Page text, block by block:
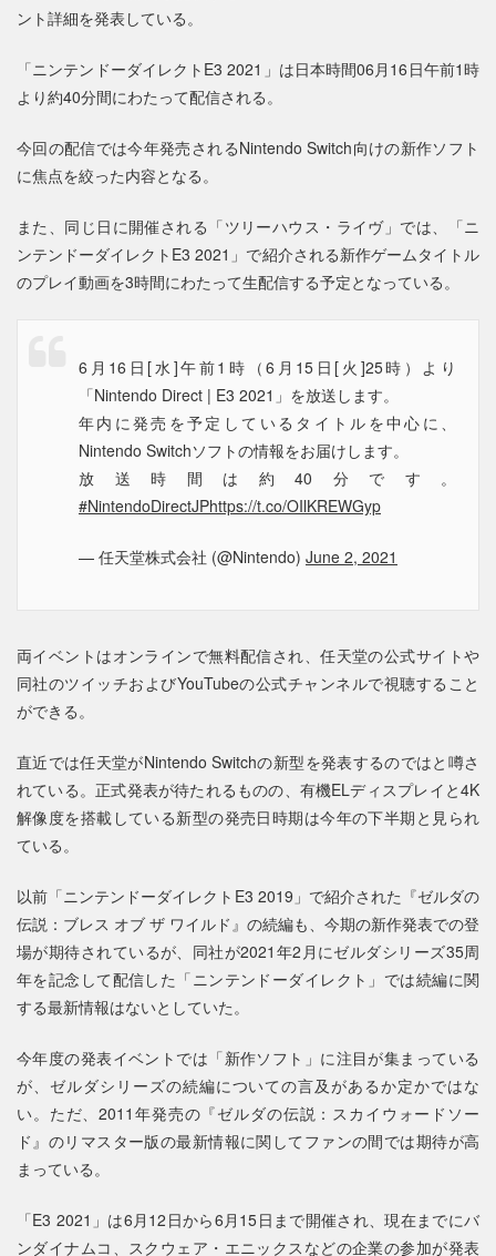
ント詳細を発表している。
「ニンテンドーダイレクトE3 2021」は日本時間06月16日午前1時
より約40分間にわたって配信される。
今回の配信では今年発売されるNintendo Switch向けの新作ソフト
に焦点を絞った内容となる。
また、同じ日に開催される「ツリーハウス・ライヴ」では、「ニ
ンテンドーダイレクトE3 2021」で紹介される新作ゲームタイトル
のプレイ動画を3時間にわたって生配信する予定となっている。
6月16日[水]午前1時（6月15日[火]25時）より
「Nintendo Direct | E3 2021」を放送します。
年内に発売を予定しているタイトルを中心に、
Nintendo Switchソフトの情報をお届けします。
放送時間は約40分です。
#NintendoDirectJPhttps://t.co/OIlKREWGyp
— 任天堂株式会社 (@Nintendo) June 2, 2021
両イベントはオンラインで無料配信され、任天堂の公式サイトや
同社のツイッチおよびYouTubeの公式チャンネルで視聴すること
ができる。
直近では任天堂がNintendo Switchの新型を発表するのではと噂さ
れている。正式発表が待たれるものの、有機ELディスプレイと4K
解像度を搭載している新型の発売日時期は今年の下半期と見られ
ている。
以前「ニンテンドーダイレクトE3 2019」で紹介された『ゼルダの
伝説：ブレス オブ ザ ワイルド』の続編も、今期の新作発表での登
場が期待されているが、同社が2021年2月にゼルダシリーズ35周
年を記念して配信した「ニンテンドーダイレクト」では続編に関
する最新情報はないとしていた。
今年度の発表イベントでは「新作ソフト」に注目が集まっている
が、ゼルダシリーズの続編についての言及があるか定かではな
い。ただ、2011年発売の『ゼルダの伝説：スカイウォードソー
ド』のリマスター版の最新情報に関してファンの間では期待が高
まっている。
「E3 2021」は6月12日から6月15日まで開催され、現在までにバ
ンダイナムコ、スクウェア・エニックスなどの企業の参加が発表